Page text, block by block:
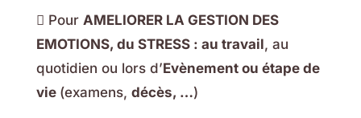
 Pour AMELIORER LA GESTION DES
EMOTIONS, du STRESS : au travail, au
quotidien ou lors d’Evènement ou étape de
vie (examens, décès, …)